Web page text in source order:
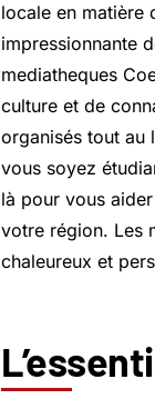
locale en matière
impressionnante
mediatheques
culture et de
organisés tout au
vous soyez
là pour vous
votre région. Les
chaleureux et